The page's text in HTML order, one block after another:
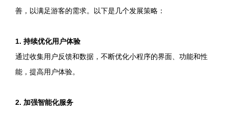
善，以满足游客的需求。以下是几个发展策略：
1. 持续优化用户体验
通过收集用户反馈和数据，不断优化小程序的界面、功能和性
能，提高用户体验。
2. 加强智能化服务